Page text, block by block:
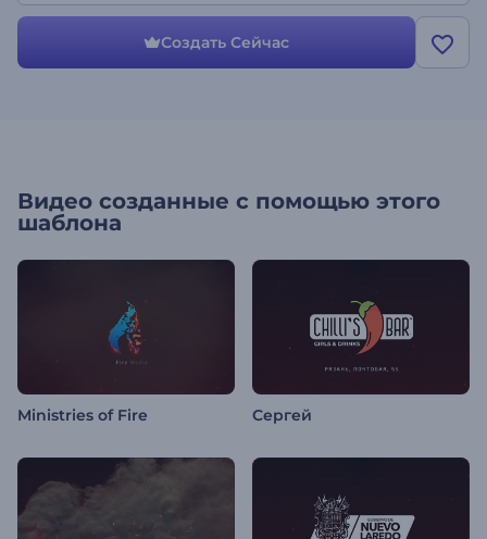
Создать Сейчас
Видео созданные с помощью этого
шаблона
Ministries of Fire Сергей